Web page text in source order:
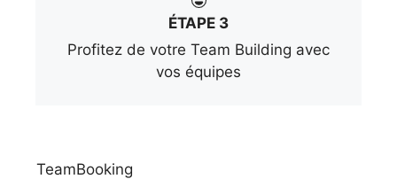
ÉTAPE 3
Profitez de votre Team Building avec
vos équipes
TeamBooking